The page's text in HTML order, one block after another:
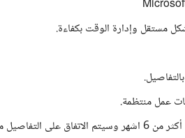
مستقل وإدارة الوقت بكفاءة.
عمل منتظمة.
مع الشخص المناسب.